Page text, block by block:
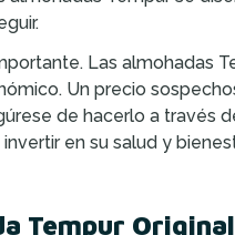
Las almohadas
Un precio
de hacerlo a través
en su salud y
Tempur